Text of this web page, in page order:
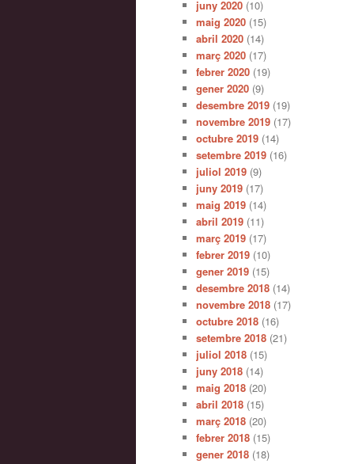
juny 2020 (10)
maig 2020 (15)
abril 2020 (14)
març 2020 (17)
febrer 2020 (19)
gener 2020 (9)
desembre 2019 (19)
novembre 2019 (17)
octubre 2019 (14)
setembre 2019 (16)
juliol 2019 (9)
juny 2019 (17)
maig 2019 (14)
abril 2019 (11)
març 2019 (17)
febrer 2019 (10)
gener 2019 (15)
desembre 2018 (14)
novembre 2018 (17)
octubre 2018 (16)
setembre 2018 (21)
juliol 2018 (15)
juny 2018 (14)
maig 2018 (20)
abril 2018 (15)
març 2018 (20)
febrer 2018 (15)
gener 2018 (18)